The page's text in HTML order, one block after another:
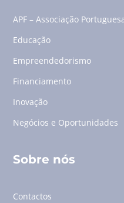
APF – Associação
Educação
Empreendedorismo
Financiamento
Inovação
Negócios e Oportunidades
Sobre nós
Contactos